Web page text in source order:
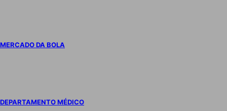
MERCADO DA BOLA
DEPARTAMENTO MÉDICO